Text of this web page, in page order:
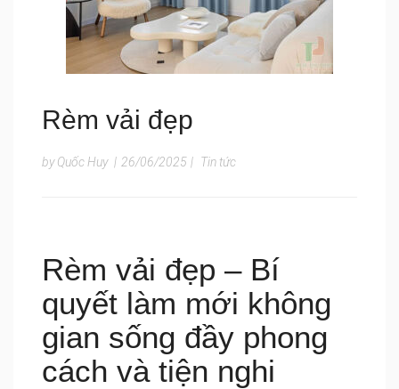
Rèm vải đẹp
by Quốc Huy | 26/06/2025 | Tin tức
Rèm vải đẹp – Bí
quyết làm mới không
gian sống đầy phong
cách và tiện nghi